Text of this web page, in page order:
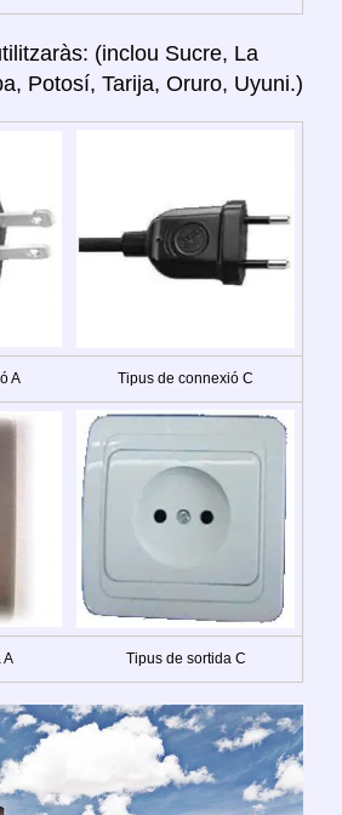
(inclou Sucre, La
Potosí, Tarija, Oruro, Uyuni.)
A Tipus de connexió C
A Tipus de sortida C